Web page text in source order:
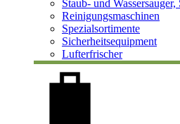
Staub- und
Reinigungsmaschinen
Spezialsortimente
Sicherheitsequipment
Lufterfrischer